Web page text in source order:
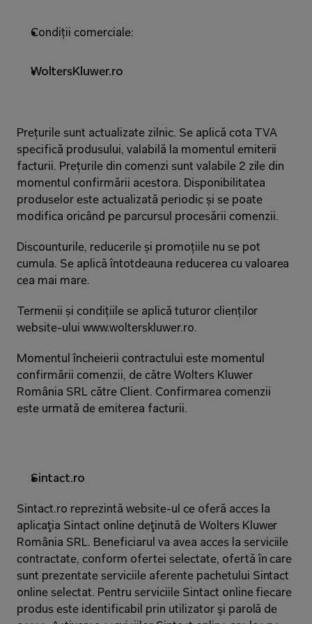
Condiții comerciale:
WoltersKluwer.ro
Prețurile sunt actualizate zilnic. Se aplică cota TVA
specifică produsului, valabilă la momentul emiterii
facturii. Prețurile din comenzi sunt valabile 2 zile din
momentul confirmării acestora. Disponibilitatea
produselor este actualizată periodic și se poate
modifica oricând pe parcursul procesării comenzii.
Discounturile, reducerile și promoțiile nu se pot
cumula. Se aplică întotdeauna reducerea cu valoarea
cea mai mare.
Termenii și condițiile se aplică tuturor clienților
website-ului www.wolterskluwer.ro.
Momentul încheierii contractului este momentul
confirmării comenzii, de către Wolters Kluwer
România SRL către Client. Confirmarea comenzii
este urmată de emiterea facturii.
Sintact.ro
Sintact.ro reprezintă website-ul ce oferă acces la
aplicaţia Sintact online deţinută de Wolters Kluwer
România SRL. Beneficiarul va avea acces la serviciile
contractate, conform ofertei selectate, ofertă în care
sunt prezentate serviciile aferente pachetului Sintact
online selectat. Pentru serviciile Sintact online fiecare
produs este identificabil prin utilizator şi parolă de